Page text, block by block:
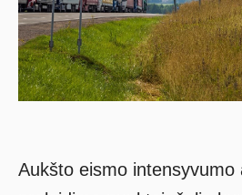
Aukšto eismo intensyvumo